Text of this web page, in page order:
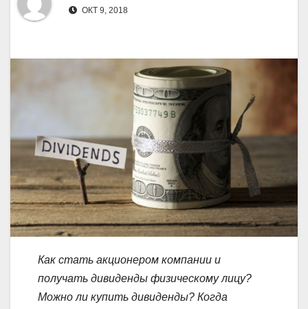
ОКТ 9, 2018
Как стать акционером компании и
получать дивиденды физическому лицу?
Можно ли купить дивиденды? Когда